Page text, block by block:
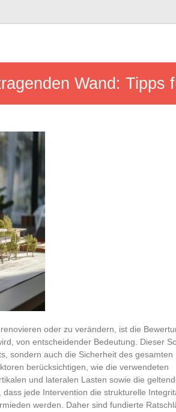
Wand: Tipps
oder zu verändern, ist die
von entscheidender Bedeutung. Dieser
sondern auch die Sicherheit des gesamten
berücksichtigen, wie die verwendeten
und lateralen Lasten sowie die
jede Intervention die strukturelle
werden. Daher sind fundierte